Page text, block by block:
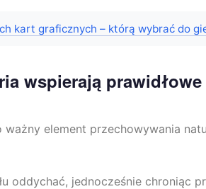
kart graficznych – którą wybrać do
wspierają
element przechowywania
oddychać, jednocześnie chroniąc